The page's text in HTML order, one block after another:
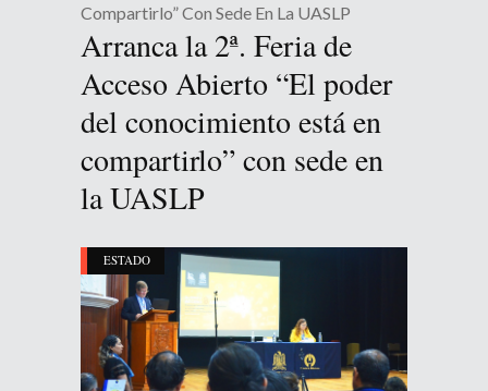
Compartirlo” Con Sede En La UASLP
Arranca la 2ª. Feria de
Acceso Abierto “El poder
del conocimiento está en
compartirlo” con sede en
la UASLP
ESTADO